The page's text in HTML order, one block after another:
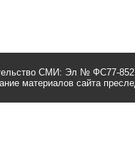
СМИ: Эл № ФС77-
материалов сайта